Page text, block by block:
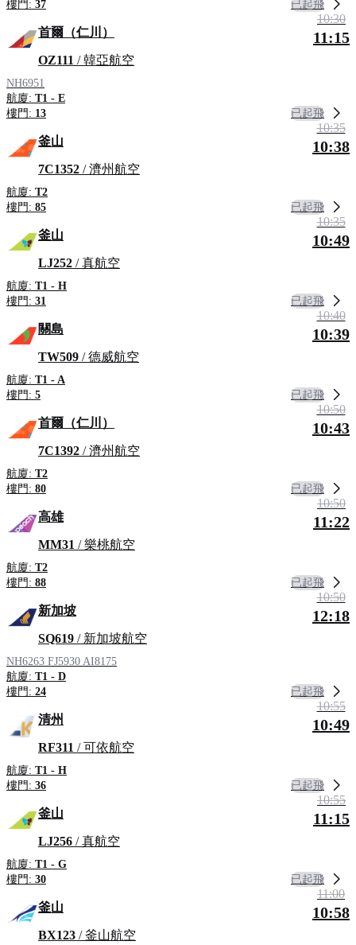
樓門: 37 已起飛
首爾（仁川）
OZ111 / 韓亞航空
NH6951
航廈: T1 - E
樓門: 13
10:30
11:15
已起飛
釜山
7C1352 / 濟州航空
航廈: T2
樓門: 85
10:35
10:38
已起飛
釜山
LJ252 / 真航空
航廈: T1 - H
樓門: 31
10:35
10:49
已起飛
關島
TW509 / 德威航空
航廈: T1 - A
樓門: 5
10:40
10:39
已起飛
首爾（仁川）
7C1392 / 濟州航空
航廈: T2
樓門: 80
10:50
10:43
已起飛
高雄
MM31 / 樂桃航空
航廈: T2
樓門: 88
10:50
11:22
已起飛
新加坡
SQ619 / 新加坡航空
NH6263 FJ5930 AI8175
航廈: T1 - D
樓門: 24
10:50
12:18
已起飛
清州
RF311 / 可依航空
航廈: T1 - H
樓門: 36
10:55
10:49
已起飛
釜山
LJ256 / 真航空
航廈: T1 - G
樓門: 30
10:55
11:15
已起飛
釜山
BX123 / 釜山航空
11:00
10:58